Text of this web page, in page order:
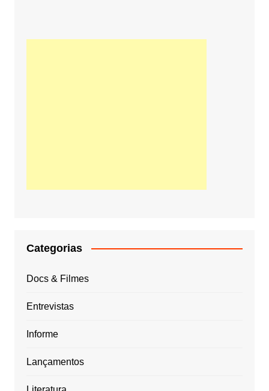
Categorias
Docs & Filmes
Entrevistas
Informe
Lançamentos